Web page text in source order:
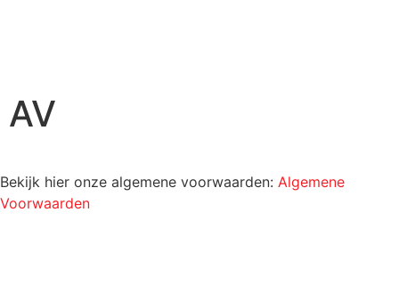
AV
Bekijk hier onze algemene voorwaarden: Algemene
Voorwaarden